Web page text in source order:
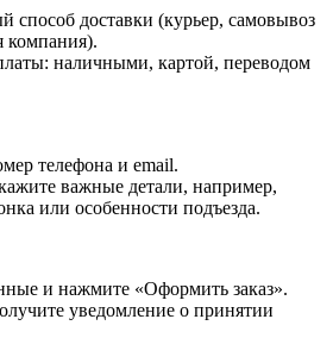
способ доставки (курьер, самовывоз
компания).
наличными, картой, переводом
телефона и email.
важные детали, например,
или особенности подъезда.
и нажмите «Оформить заказ».
уведомление о принятии